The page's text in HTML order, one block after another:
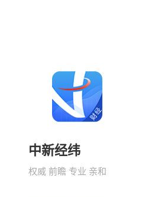
中新经纬
权威 前瞻 专业 亲和